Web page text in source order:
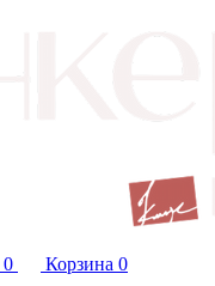
0 Корзина 0